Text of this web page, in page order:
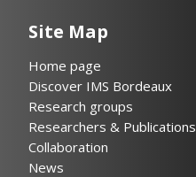
Site Map
Home page
Discover IMS Bordeaux
Research groups
Researchers & Publications
Collaboration
News